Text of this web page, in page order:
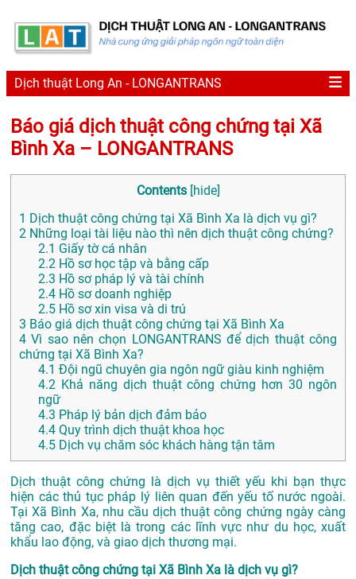
Dịch thuật Long An - LONGANTRANS
Báo giá dịch thuật công chứng tại Xã
Bình Xa – LONGANTRANS
Contents [hide]
1 Dịch thuật công chứng tại Xã Bình Xa là dịch vụ gì?
2 Những loại tài liệu nào thì nên dịch thuật công chứng?
2.1 Giấy tờ cá nhân
2.2 Hồ sơ học tập và bằng cấp
2.3 Hồ sơ pháp lý và tài chính
2.4 Hồ sơ doanh nghiệp
2.5 Hồ sơ xin visa và di trú
3 Báo giá dịch thuật công chứng tại Xã Bình Xa
4 Vì sao nên chọn LONGANTRANS để dịch thuật công
chứng tại Xã Bình Xa?
4.1 Đội ngũ chuyên gia ngôn ngữ giàu kinh nghiệm
4.2 Khả năng dịch thuật công chứng hơn 30 ngôn
ngữ
4.3 Pháp lý bản dịch đảm bảo
4.4 Quy trình dịch thuật khoa học
4.5 Dịch vụ chăm sóc khách hàng tận tâm
Dịch thuật công chứng là dịch vụ thiết yếu khi bạn thực
hiện các thủ tục pháp lý liên quan đến yếu tố nước ngoài.
Tại Xã Bình Xa, nhu cầu dịch thuật công chứng ngày càng
tăng cao, đặc biệt là trong các lĩnh vực như du học, xuất
khẩu lao động, và giao dịch thương mại.
Dịch thuật công chứng tại Xã Bình Xa là dịch vụ gì?